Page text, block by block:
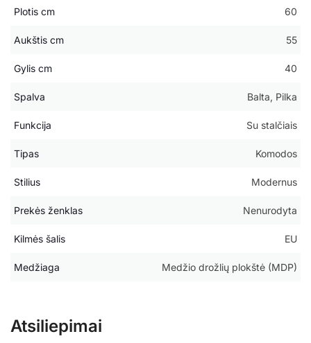
Plotis cm 60
Aukštis cm 55
Gylis cm 40
Spalva Balta, Pilka
Funkcija Su stalčiais
Tipas Komodos
Stilius Modernus
Prekės ženklas Nenurodyta
Kilmės šalis EU
Medžiaga Medžio drožlių plokštė (MDP)
Atsiliepimai